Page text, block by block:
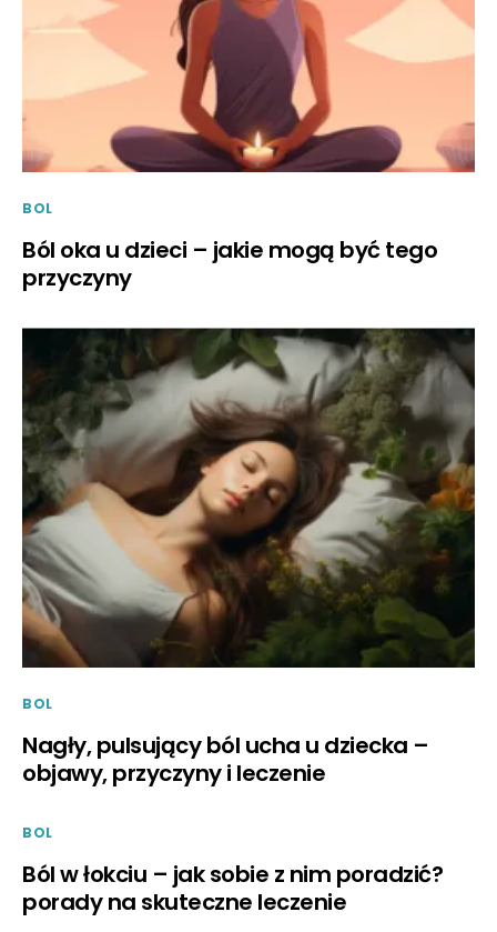
BOL
Ból oka u dzieci – jakie mogą być tego
przyczyny
BOL
Nagły, pulsujący ból ucha u dziecka –
objawy, przyczyny i leczenie
BOL
Ból w łokciu – jak sobie z nim poradzić?
porady na skuteczne leczenie